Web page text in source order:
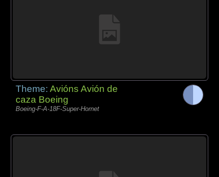
Theme:Avións Avión de
caza Boeing
Boeing-F-A-18F-Super-Hornet